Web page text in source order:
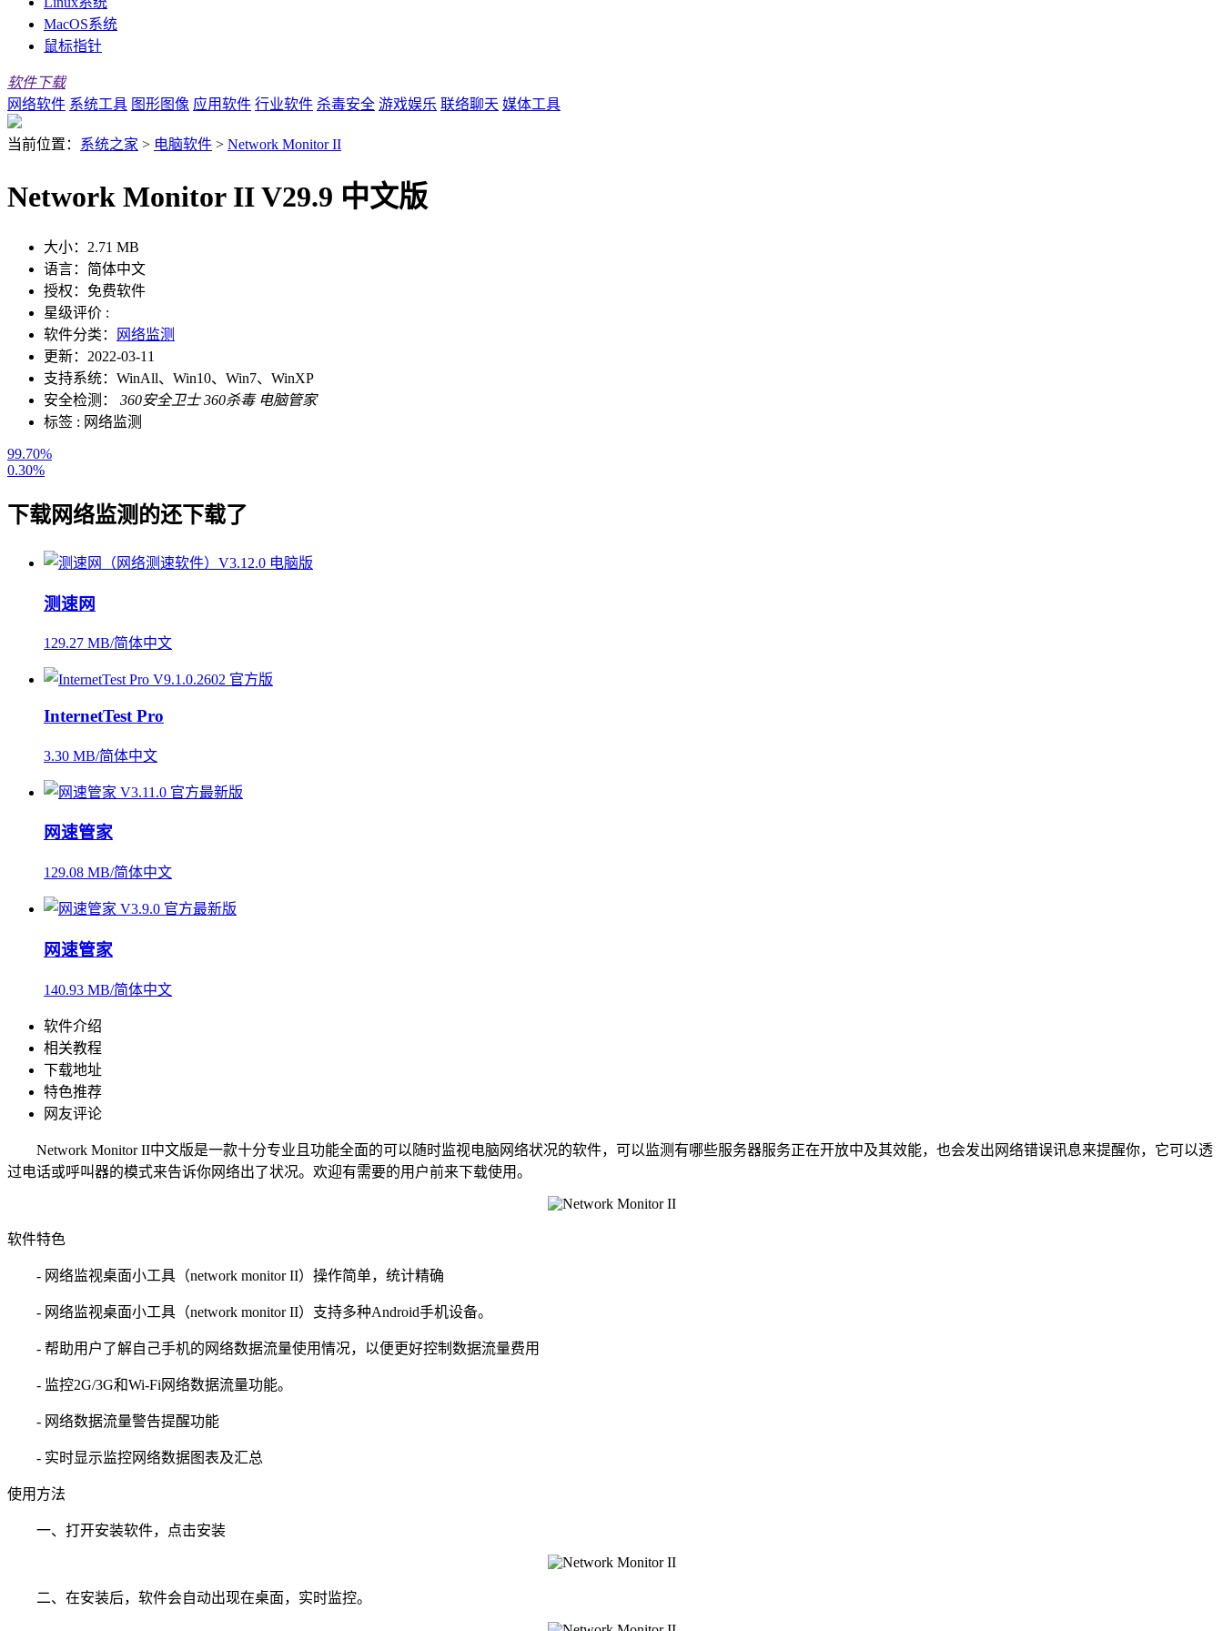
MacOS系统
鼠标指针
软件下载
网络软件 系统工具 图形图像 应用软件 行业软件 杀毒安全 游戏娱乐 联络聊天 媒体工具
当前位置： 系统之家 > 电脑软件 > Network Monitor II
Network Monitor II V29.9 中文版
大小： 2.71 MB
语言： 简体中文
授权： 免费软件
星级评价 :
软件分类：
网络监测
更新： 2022-03-11
支持系统： WinAll、Win10、Win7、WinXP
安全检测：
360安全卫士 360杀毒 电脑管家
标签 : 网络监测
99.70%
0.30%
下载网络监测 的还下载了
测速网
129.27 MB/简体中文
InternetTest Pro
3.30 MB/简体中文
网速管家
129.08 MB/简体中文
网速管家
140.93 MB/简体中文
软件介绍
相关教程
下载地址
特色推荐
网友评论
Network Monitor II中文版是一款十分专业且功能全面的可以随时监视电脑网络状况的软件，可以监测有哪些服务器服务正在开放中及其效能，也会发出网络错误讯息来提醒你，它可以透
过电话或呼叫器的模式来告诉你网络出了状况。欢迎有需要的用户前来下载使用。
软件特色
- 网络监视桌面小工具（network monitor II）操作简单，统计精确
- 网络监视桌面小工具（network monitor II）支持多种Android手机设备。
- 帮助用户了解自己手机的网络数据流量使用情况，以便更好控制数据流量费用
- 监控2G/3G和Wi-Fi网络数据流量功能。
- 网络数据流量警告提醒功能
- 实时显示监控网络数据图表及汇总
使用方法
一、打开安装软件，点击安装
二、在安装后，软件会自动出现在桌面，实时监控。